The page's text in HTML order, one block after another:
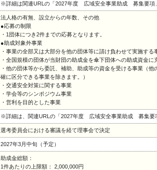
※詳細は関連URLの「2027年度 広域安全事業助成 募集要項
法人格の有無、設立からの年数、その他
●応募の制限
・1団体につき2件までの応募となります。
●助成対象外事業
・事業の全部又は大部分を他の団体等に請け負わせて実施する
・全国規模の団体が当財団の助成金を傘下団体への助成資金に
・他の団体等から委託、補助、助成等の資金を受ける事業（
確に区分できる事業を除きます。）
・交通安全対策に関する事業
・学会等のシンポジウム事業
・営利を目的とした事業
※詳細は、関連URLの「2027年度 広域安全事業助成 募集要
選考委員会における審議を経て理事会で決定
2027年3月中旬（予定）
助成金総額：
1件あたりの上限額： 2,000,000円